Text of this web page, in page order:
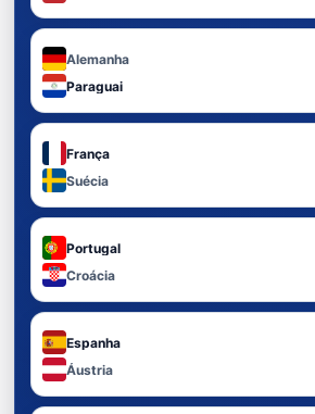
Alemanha
Paraguai
França
Suécia
Portugal
Croácia
Espanha
Áustria